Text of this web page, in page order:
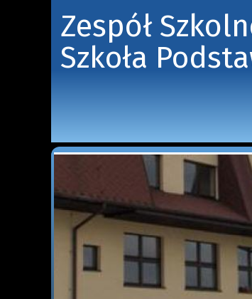
Zespół
Szkoła